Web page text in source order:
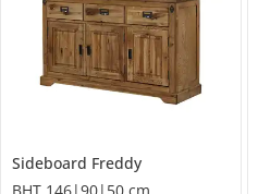
Sideboard Freddy